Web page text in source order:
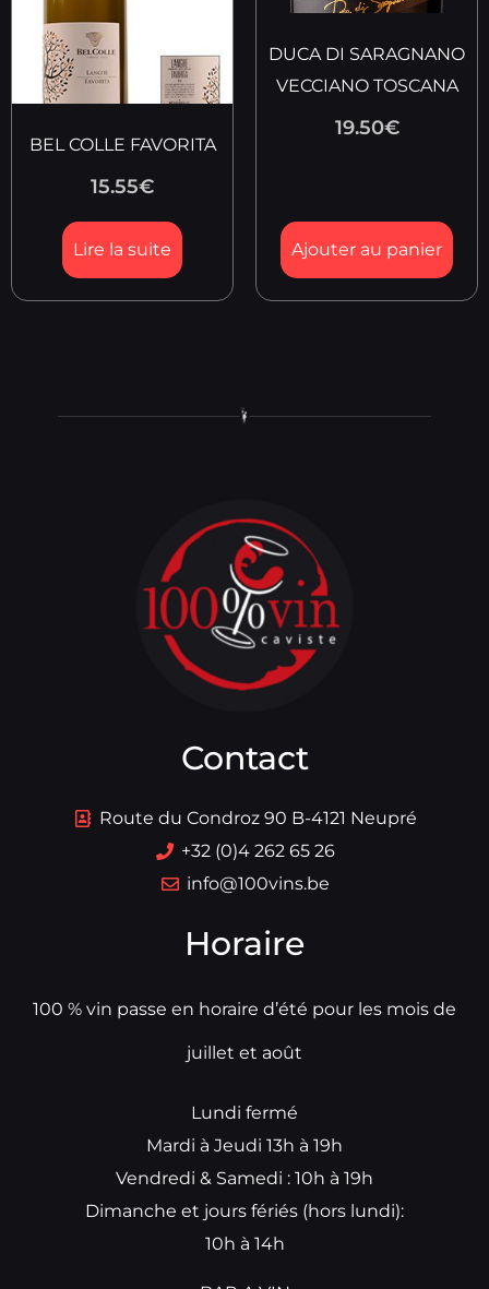
BEL COLLE FAVORITA
15.55€
Lire la suite
DUCA DI SARAGNANO
VECCIANO TOSCANA
19.50€
Ajouter au panier
Contact
Route du Condroz 90 B-4121 Neupré
+32 (0)4 262 65 26
info@100vins.be
Horaire
100 % vin passe en horaire d’été pour les mois de
juillet et août
Lundi fermé
Mardi à Jeudi 13h à 19h
Vendredi & Samedi : 10h à 19h
Dimanche et jours fériés (hors lundi):
10h à 14h